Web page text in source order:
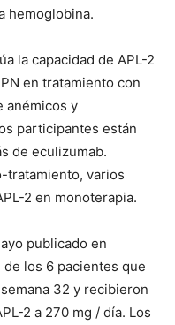
hemoglobina.
la capacidad de APL-2
en tratamiento con
anémicos y
participantes están
de eculizumab.
tratamiento, varios
2 en monoterapia.
publicado en
los 6 pacientes que
32 y recibieron
2 a 270 mg / día. Los